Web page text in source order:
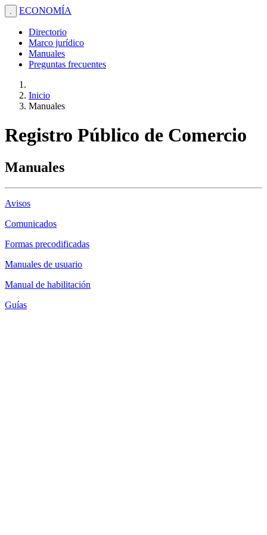
. ECONOMÍA
Directorio
Marco jurídico
Manuales
Preguntas frecuentes
Inicio
Manuales
Registro Público de Comercio
Manuales
Avisos
Comunicados
Formas precodificadas
Manuales de usuario
Manual de habilitación
Guías